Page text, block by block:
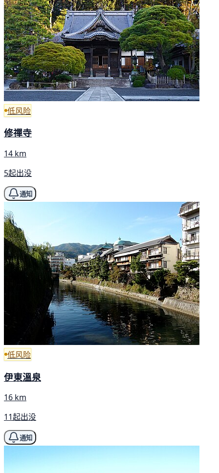
低风险
修禪寺
14 km
5起出没
通知
低风险
伊東溫泉
16 km
11起出没
通知